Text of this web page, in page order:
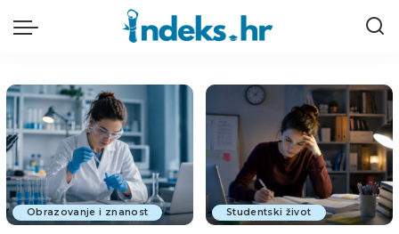
Obrazovanje i znanost Studentski život